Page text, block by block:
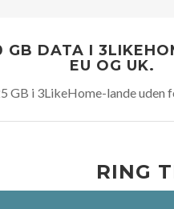
GB DATA I
EU OG UK.
GB i 3LikeHome-lande uden
RING